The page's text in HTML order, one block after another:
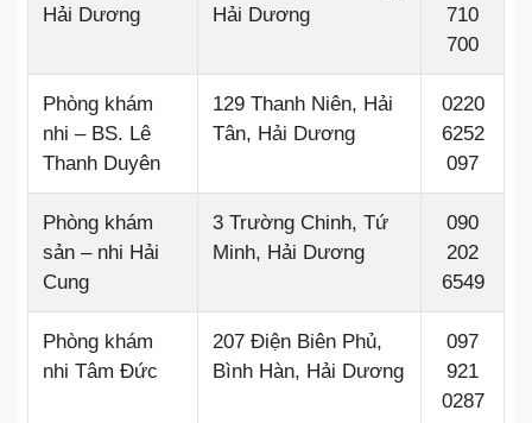
Hải Dương
Hải Dương
710
700
Phòng khám
nhi – BS. Lê
Thanh Duyên
129 Thanh Niên, Hải
Tân, Hải Dương
0220
6252
097
Phòng khám
sản – nhi Hải
Cung
3 Trường Chinh, Tứ
Minh, Hải Dương
090
202
6549
Phòng khám
nhi Tâm Đức
207 Điện Biên Phủ,
Bình Hàn, Hải Dương
097
921
0287